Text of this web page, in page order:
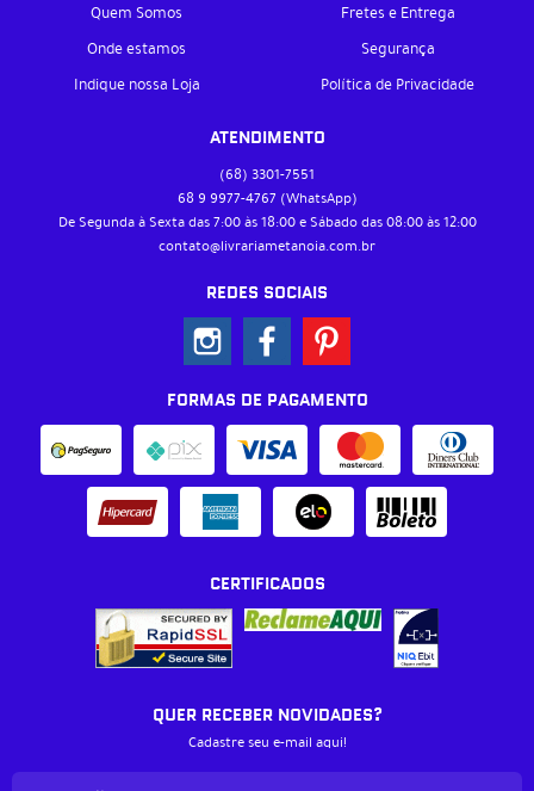
Quem Somos
Onde estamos
Indique nossa Loja
Fretes e Entrega
Segurança
Política de Privacidade
ATENDIMENTO
(68) 3301-7551
68 9 9977-4767 (WhatsApp)
De Segunda à Sexta das 7:00 às 18:00 e Sábado das 08:00 às 12:00
contato@livrariametanoia.com.br
REDES SOCIAIS
FORMAS DE PAGAMENTO
CERTIFICADOS
QUER RECEBER NOVIDADES?
Cadastre seu e-mail aqui!